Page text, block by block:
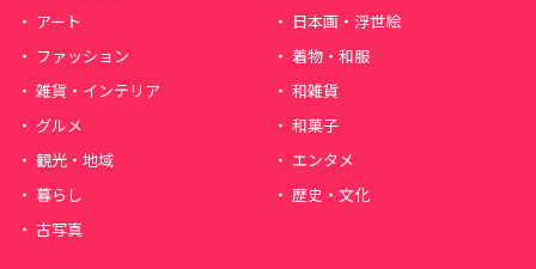
アート
日本画・浮世絵
ファッション
着物・和服
雑貨・インテリア
和雑貨
グルメ
和菓子
観光・地域
エンタメ
暮らし
歴史・文化
古写真